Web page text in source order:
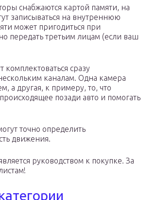
снабжаются картой памяти, на
записываться на внутреннюю
может пригодиться при
передать третьим лицам (если ваш
комплектоваться сразу
каналам. Одна камера
а другая, к примеру, то, что
позади авто и помогать
точно определить
движения.
руководством к покупке. За